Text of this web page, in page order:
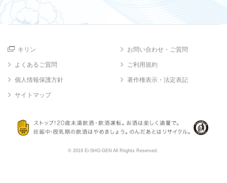
キリン お問い合わせ・ご質問
よくあるご質問 ご利用規約
個人情報保護方針 著作権表示・法定表記
サイトマップ
© 2019 Ei-SHO-GEN All Ritghts Reserved.